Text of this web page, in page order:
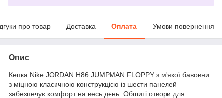
про товар Доставка Оплата Умови повернення
Опис
Кепка Nike JORDAN H86 JUMPMAN FLOPPY з м'якої бавовни
з міцною класичною конструкцією із шести панелей
забезпечує комфорт на весь день. Обшиті отвори для